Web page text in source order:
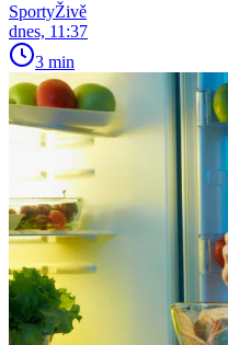
SportyŽivě
dnes, 11:37
3 min